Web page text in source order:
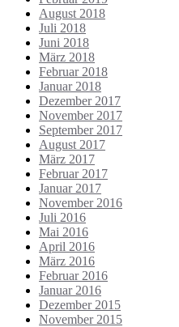
August 2018
Juli 2018
Juni 2018
März 2018
Februar 2018
Januar 2018
Dezember 2017
November 2017
September 2017
August 2017
März 2017
Februar 2017
Januar 2017
November 2016
Juli 2016
Mai 2016
April 2016
März 2016
Februar 2016
Januar 2016
Dezember 2015
November 2015